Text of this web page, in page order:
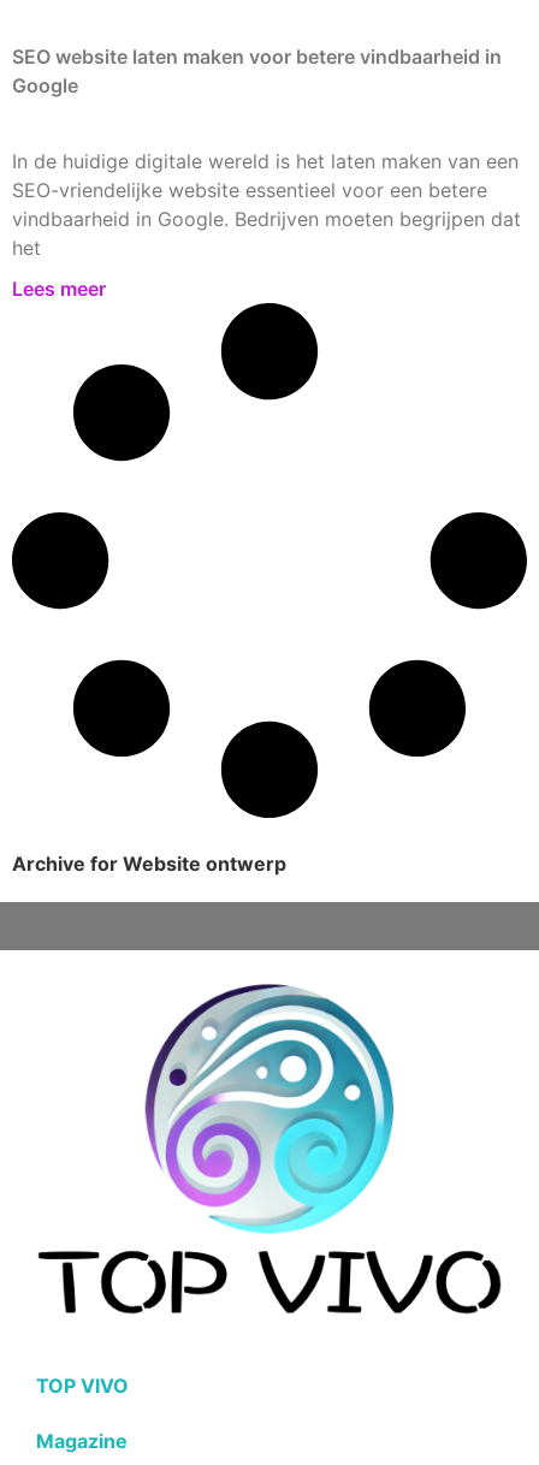
SEO website laten maken voor betere vindbaarheid in
Google
In de huidige digitale wereld is het laten maken van een
SEO-vriendelijke website essentieel voor een betere
vindbaarheid in Google. Bedrijven moeten begrijpen dat
het
Lees meer
Archive for Website ontwerp
TOP VIVO
Magazine